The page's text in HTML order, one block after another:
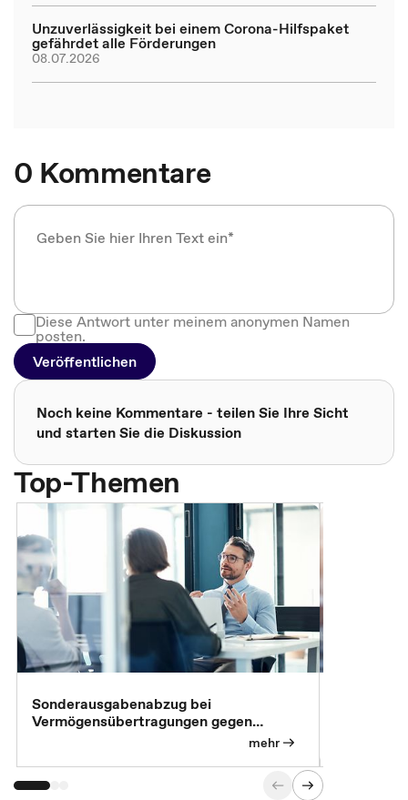
Unzuverlässigkeit bei einem Corona-Hilfspaket
gefährdet alle Förderungen
08.07.2026
0 Kommentare
Diese Antwort unter meinem anonymen Namen
posten.
Veröffentlichen
Noch keine Kommentare - teilen Sie Ihre Sicht
und starten Sie die Diskussion
Top-Themen
Sonderausgabenabzug bei
Vermögensübertragungen gegen
mehr